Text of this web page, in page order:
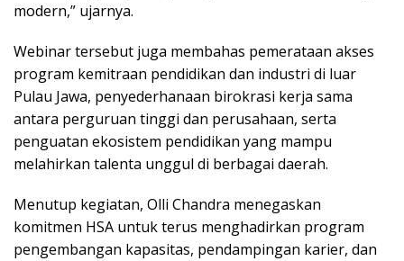
modern,” ujarnya.
Webinar tersebut juga membahas pemerataan akses
program kemitraan pendidikan dan industri di luar
Pulau Jawa, penyederhanaan birokrasi kerja sama
antara perguruan tinggi dan perusahaan, serta
penguatan ekosistem pendidikan yang mampu
melahirkan talenta unggul di berbagai daerah.
Menutup kegiatan, Olli Chandra menegaskan
komitmen HSA untuk terus menghadirkan program
pengembangan kapasitas, pendampingan karier, dan